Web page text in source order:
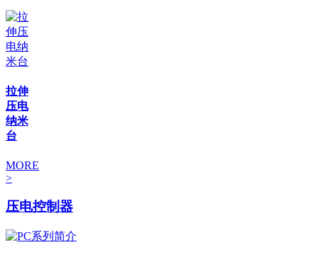
拉伸
压电
纳米
台
MORE
>
压电控制器